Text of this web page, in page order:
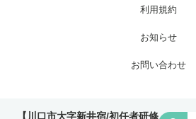
【川口市大字新井宿/初任者研修
利用規約
お知らせ
お問い合わせ